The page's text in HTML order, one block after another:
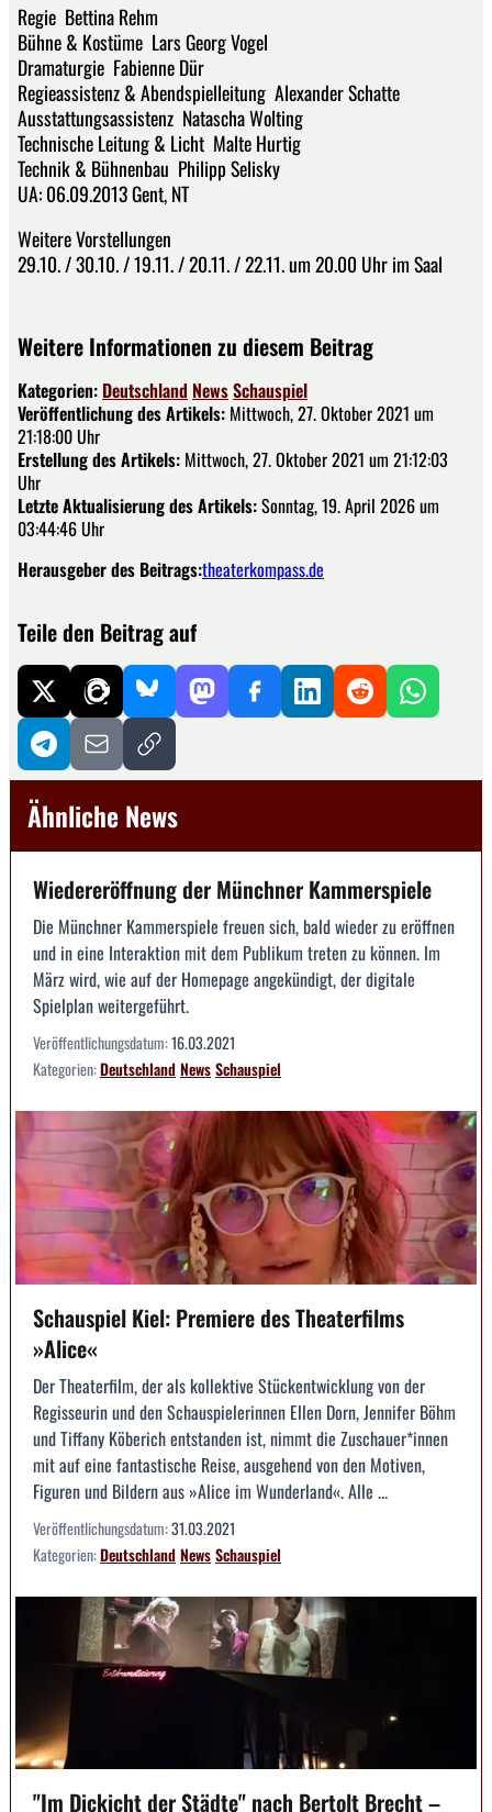
Regie Bettina Rehm
Bühne & Kostüme Lars Georg Vogel
Dramaturgie Fabienne Dür
Regieassistenz & Abendspielleitung Alexander Schatte
Ausstattungsassistenz Natascha Wolting
Technische Leitung & Licht Malte Hurtig
Technik & Bühnenbau Philipp Selisky
UA: 06.09.2013 Gent, NT
Weitere Vorstellungen
29.10. / 30.10. / 19.11. / 20.11. / 22.11. um 20.00 Uhr im Saal
Weitere Informationen zu diesem Beitrag
Kategorien: Deutschland NewsSchauspiel
Veröffentlichung des Artikels: Mittwoch, 27. Oktober 2021 um
21:18:00 Uhr
Erstellung des Artikels: Mittwoch, 27. Oktober 2021 um 21:12:03
Uhr
Letzte Aktualisierung des Artikels:Sonntag, 19. April 2026 um
03:44:46 Uhr
Herausgeber des Beitrags:theaterkompass.de
Teile den Beitrag auf
Ähnliche News
Wiedereröffnung der Münchner Kammerspiele
Die Münchner Kammerspiele freuen sich, bald wieder zu eröffnen
und in eine Interaktion mit dem Publikum treten zu können. Im
März wird, wie auf der Homepage angekündigt, der digitale
Spielplan weitergeführt.
Veröffentlichungsdatum:16.03.2021
Kategorien:DeutschlandNewsSchauspiel
Schauspiel Kiel: Premiere des Theaterfilms
»Alice«
Der Theaterfilm, der als kollektive Stückentwicklung von der
Regisseurin und den Schauspielerinnen Ellen Dorn, Jennifer Böhm
und Tiffany Köberich entstanden ist, nimmt die Zuschauer*innen
mit auf eine fantastische Reise, ausgehend von den Motiven,
Figuren und Bildern aus »Alice im Wunderland«. Alle ...
Veröffentlichungsdatum:31.03.2021
Kategorien:DeutschlandNewsSchauspiel
"Im Dickicht der Städte" nach Bertolt Brecht –